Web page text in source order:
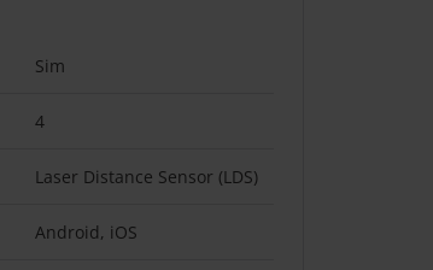
Sim
4
Laser Distance Sensor (LDS)
Android, iOS